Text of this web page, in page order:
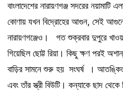
বাংলাদেশের নারায়ণগঞ্জ সদরের নয়ামাটি
কোণায় যখন বিদ্রোহের আগুন, সেই
নারায়ণগঞ্জেও। গত শুক্রবার দুপুরে
গিয়েছিল ছোট্ট রিয়া। কিছু ক্ষণ পরই
বাড়ির সামনে শুরু হয় সংঘর্ষ ।
এবং তাঁর স্ত্রী বিউটি। কন্যাকে ছাদ